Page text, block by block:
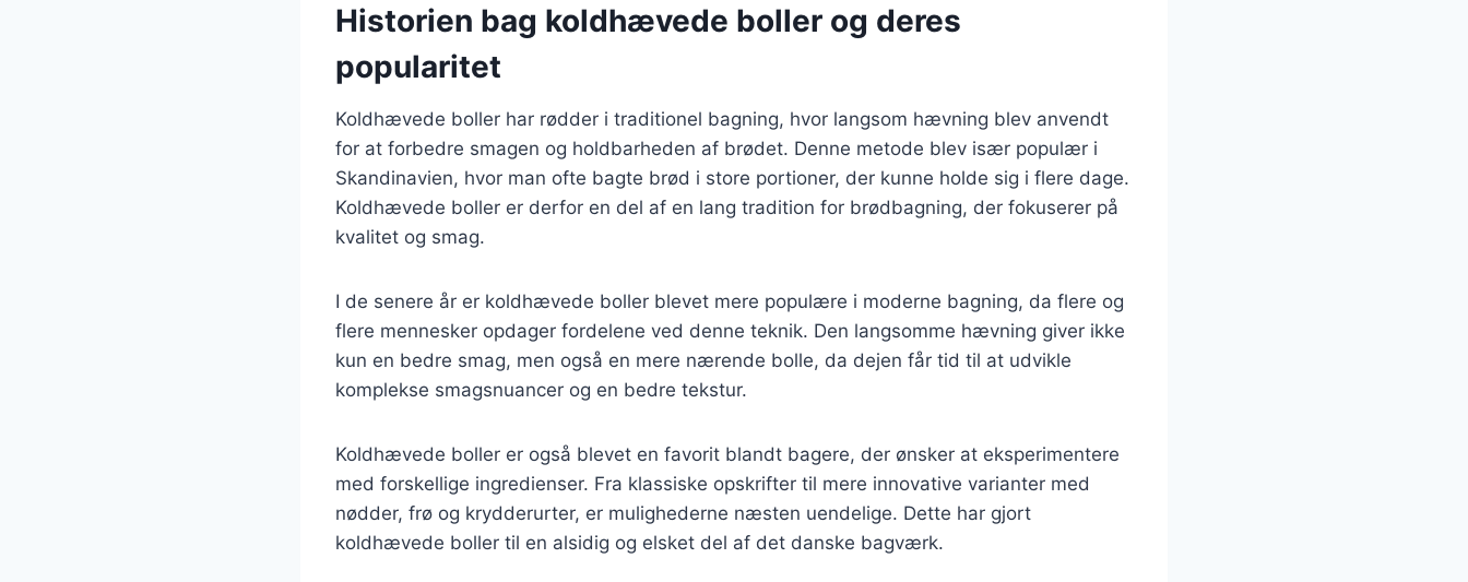
Historien bag koldhævede boller og deres
popularitet
Koldhævede boller har rødder i traditionel bagning, hvor langsom hævning blev anvendt
for at forbedre smagen og holdbarheden af brødet. Denne metode blev især populær i
Skandinavien, hvor man ofte bagte brød i store portioner, der kunne holde sig i flere dage.
Koldhævede boller er derfor en del af en lang tradition for brødbagning, der fokuserer på
kvalitet og smag.
I de senere år er koldhævede boller blevet mere populære i moderne bagning, da flere og
flere mennesker opdager fordelene ved denne teknik. Den langsomme hævning giver ikke
kun en bedre smag, men også en mere nærende bolle, da dejen får tid til at udvikle
komplekse smagsnuancer og en bedre tekstur.
Koldhævede boller er også blevet en favorit blandt bagere, der ønsker at eksperimentere
med forskellige ingredienser. Fra klassiske opskrifter til mere innovative varianter med
nødder, frø og krydderurter, er mulighederne næsten uendelige. Dette har gjort
koldhævede boller til en alsidig og elsket del af det danske bagværk.